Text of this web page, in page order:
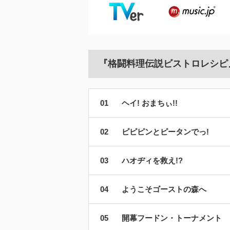
『格闘料理伝説ビストロレシ
ヘイ! おまちぃ!!
ピピピンとピータンでっ!
ハオヂィを救え!?
ようこそゴーストの森へ
開幕フードン・トーナメント